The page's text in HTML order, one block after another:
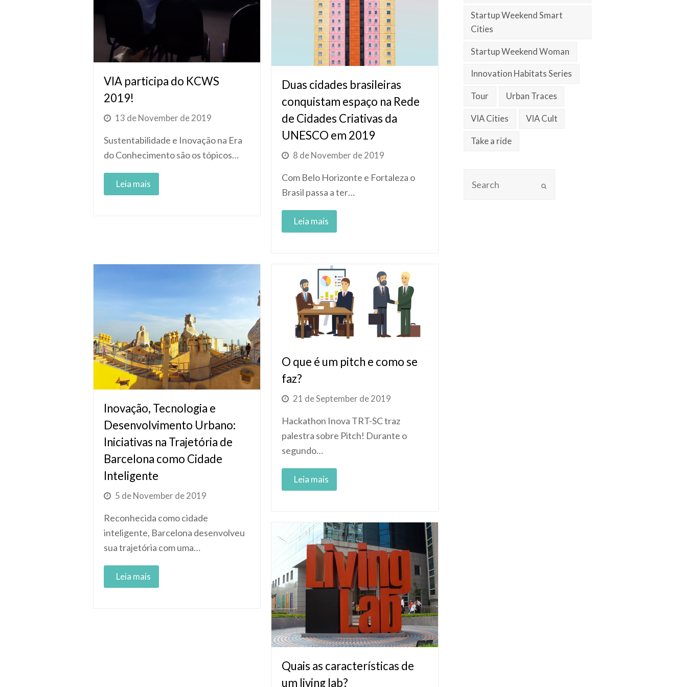
VIA participa do KCWS
2019!
13 de November de 2019
Sustentabilidade e Inovação na Era
do Conhecimento são os tópicos…
Duas cidades brasileiras
conquistam espaço na Rede
de Cidades Criativas da
UNESCO em 2019
8 de November de 2019
Com Belo Horizonte e Fortaleza o
Brasil passa a ter…
Inovação, Tecnologia e
Desenvolvimento Urbano:
Iniciativas na Trajetória de
Barcelona como Cidade
Inteligente
5 de November de 2019
Reconhecida como cidade
inteligente, Barcelona desenvolveu
sua trajetória com uma…
O que é um pitch e como se
faz?
21 de September de 2019
Hackathon Inova TRT-SC traz
palestra sobre Pitch! Durante o
segundo…
Quais as características de
um living lab?
Startup Weekend Smart
Cities
Startup Weekend Woman
Innovation Habitats Series
Tour Urban Traces
VIA Cities VIA Cult
Take a ride